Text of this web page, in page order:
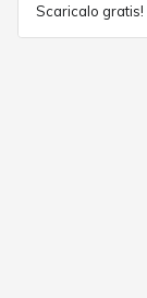
Scaricalo gratis!